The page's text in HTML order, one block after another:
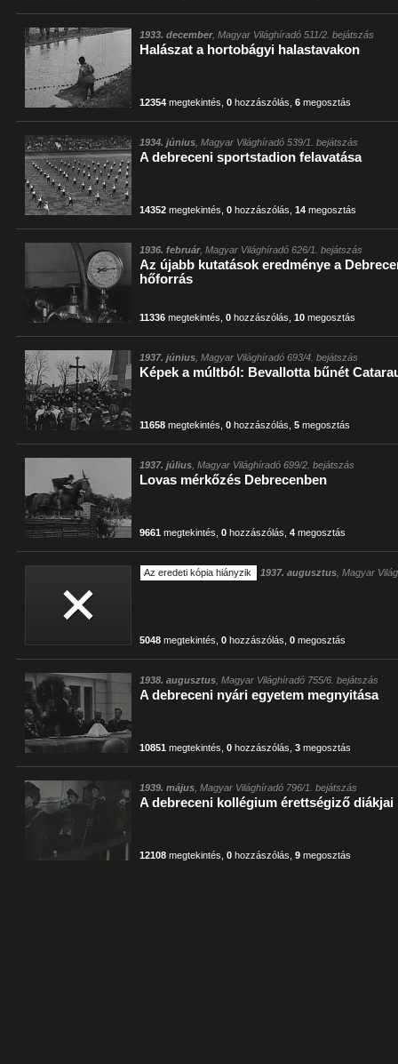
1933. december, Magyar Világhíradó 511/2. bejátszás
Halászat a hortobágyi halastavakon
12354 megtekintés ,0 hozzászólás ,6 megosztás
1934. június , Magyar Világhíradó 539/1. bejátszás
A debreceni sportstadion felavatása
14352 megtekintés ,0 hozzászólás ,14 megosztás
1936. február, Magyar Világhíradó 626/1. bejátszás
Az újabb kutatások eredménye a
hőforrás
11336 megtekintés ,0 hozzászólás ,10 megosztás
1937. június , Magyar Világhíradó 693/4. bejátszás
Képek a múltból: Bevallotta bűnét
11658 megtekintés ,0 hozzászólás ,5 megosztás
1937. július , Magyar Világhíradó 699/2. bejátszás
Lovas mérkőzés Debrecenben
9661 megtekintés ,0 hozzászólás ,4 megosztás
Az eredeti kópia hiányzik 1937. augusztus , Magyar
5048 megtekintés ,0 hozzászólás ,0 megosztás
1938. augusztus , Magyar Világhíradó 755/6. bejátszás
A debreceni nyári egyetem megnyitása
10851 megtekintés ,0 hozzászólás ,3 megosztás
1939. május , Magyar Világhíradó 796/1. bejátszás
A debreceni kollégium érettségiző diákjai
12108 megtekintés ,0 hozzászólás ,9 megosztás